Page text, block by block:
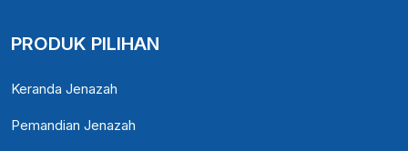
PRODUK PILIHAN
Keranda Jenazah
Pemandian Jenazah